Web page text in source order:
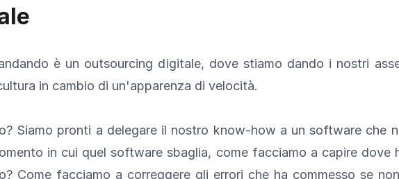
è un outsourcing digitale, dove stiamo dando i nostri
in cambio di un'apparenza di velocità.
Siamo pronti a delegare il nostro know-how a un software che
in cui quel software sbaglia, come facciamo a capire dove
Come facciamo a correggere gli errori che ha commesso se